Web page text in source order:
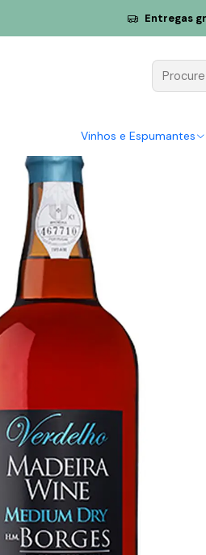
Vinhos e Espumantes
Entregas
H.M. Borges Verdelho 15 Anos